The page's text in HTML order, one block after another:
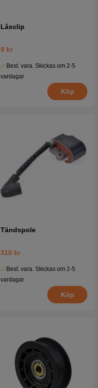
Låsclip
9 kr
Best. vara. Skickas om 2-5
vardagar
Köp
Tändspole
310 kr
Best. vara. Skickas om 2-5
vardagar
Köp